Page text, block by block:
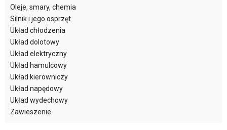
Oleje, smary, chemia
Silnik i jego osprzęt
Układ chłodzenia
Układ dolotowy
Układ elektryczny
Układ hamulcowy
Układ kierowniczy
Układ napędowy
Układ wydechowy
Zawieszenie